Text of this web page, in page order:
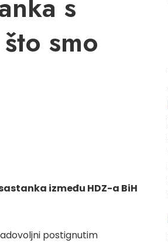
smo
između HDZ-a BiH
postignutim